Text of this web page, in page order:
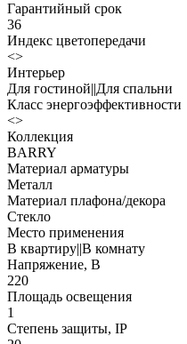
Гарантийный срок
36
Индекс цветопередачи
<>
Интерьер
Для гостиной||Для спальни
Класс энергоэффективности
<>
Коллекция
BARRY
Материал арматуры
Металл
Материал плафона/декора
Стекло
Место применения
В квартиру||В комнату
Напряжение, В
220
Площадь освещения
1
Степень защиты, IP